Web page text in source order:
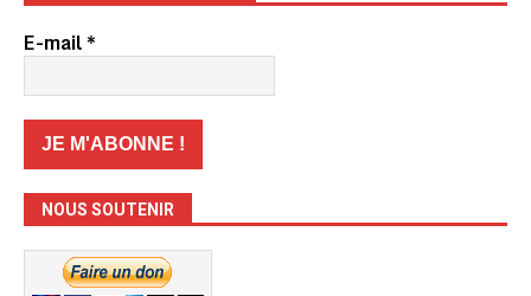
E-mail*
NOUS SOUTENIR